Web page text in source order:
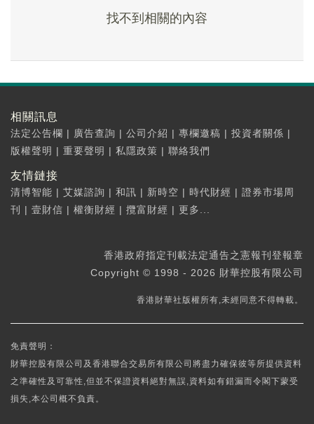
找不到相關的內容
相關訊息
法定公告欄 | 廣告查詢 | 公司介紹 | 專欄邀稿 | 投資者關係 |
版權聲明 | 重要聲明 | 私隱政策 | 聯絡我們
友情鏈接
清博智能 | 艾媒諮詢 | 和訊 | 新時空 | 時代財經 | 證券市場周
刊
| 壹財信 | 權衡財經 | 攬富財經 | 更多...
香港政府指定刊載法定通告之憲報刊登報章
Copyright © 1998 - 2026 財華控股有限公司
香港財華社版權所有,未經同意不得轉載。
免責聲明：
財華控股有限公司及香港聯合交易所有限公司將盡力確保彼等所提供資料
之準確性及可靠性,但並不保證資料絕對無誤,資料如有錯漏而令閣下蒙受
損失,本公司概不負責。